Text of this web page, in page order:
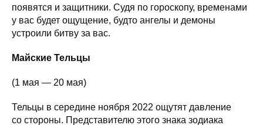
появятся и защитники. Судя по гороскопу, временами
у вас будет ощущение, будто ангелы и демоны
устроили битву за вас.
Майские Тельцы
(1 мая — 20 мая)
Тельцы в середине ноября 2022 ощутят давление
со стороны. Представителю этого знака зодиака